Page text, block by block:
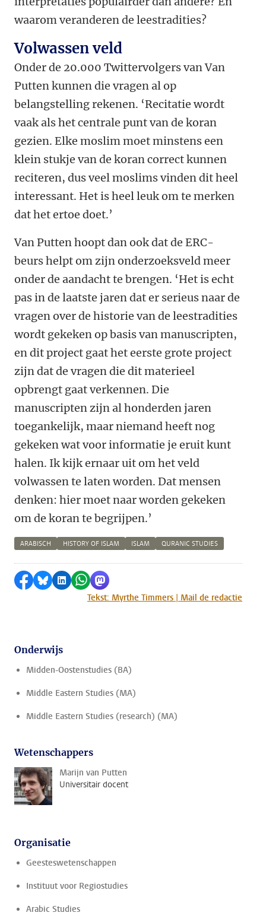
waarom veranderen de leestradities?
Volwassen veld
Onder de 20.000 Twittervolgers van Van
Putten kunnen die vragen al op
belangstelling rekenen. ‘Recitatie wordt
vaak als het centrale punt van de koran
gezien. Elke moslim moet minstens een
klein stukje van de koran correct kunnen
reciteren, dus veel moslims vinden dit heel
interessant. Het is heel leuk om te merken
dat het ertoe doet.’
Van Putten hoopt dan ook dat de ERC-
beurs helpt om zijn onderzoeksveld meer
onder de aandacht te brengen. ‘Het is echt
pas in de laatste jaren dat er serieus naar de
vragen over de historie van de leestradities
wordt gekeken op basis van manuscripten,
en dit project gaat het eerste grote project
zijn dat de vragen die dit materieel
opbrengt gaat verkennen. Die
manuscripten zijn al honderden jaren
toegankelijk, maar niemand heeft nog
gekeken wat voor informatie je eruit kunt
halen. Ik kijk ernaar uit om het veld
volwassen te laten worden. Dat mensen
denken: hier moet naar worden gekeken
om de koran te begrijpen.’
ARABISCH HISTORY OF ISLAM ISLAM QURANIC STUDIES
Delen op Facebook
Delen via Bluesky
Delen op LinkedIn
Delen via WhatsApp
Delen via Mastodon
Tekst: Myrthe Timmers | Mail de redactie
Onderwijs
Midden-Oostenstudies (BA)
Middle Eastern Studies (MA)
Middle Eastern Studies (research) (MA)
Wetenschappers
Marijn van Putten
Universitair docent
Organisatie
Geesteswetenschappen
Instituut voor Regiostudies
Arabic Studies